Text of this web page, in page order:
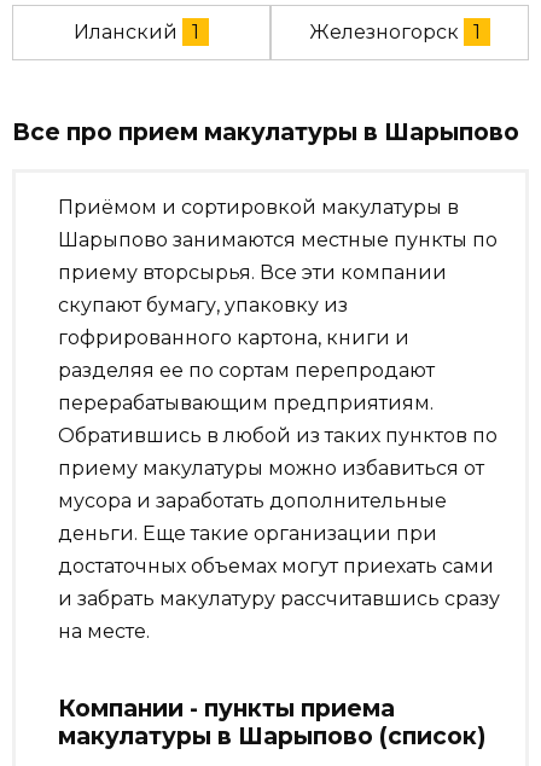
Иланский 1 Железногорск 1
Все про прием макулатуры в Шарыпово
Приёмом и сортировкой макулатуры в
Шарыпово занимаются местные пункты по
приему вторсырья. Все эти компании
скупают бумагу, упаковку из
гофрированного картона, книги и
разделяя ее по сортам перепродают
перерабатывающим предприятиям.
Обратившись в любой из таких пунктов по
приему макулатуры можно избавиться от
мусора и заработать дополнительные
деньги. Еще такие организации при
достаточных объемах могут приехать сами
и забрать макулатуру рассчитавшись сразу
на месте.
Компании - пункты приема
макулатуры в Шарыпово (список)